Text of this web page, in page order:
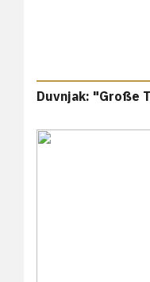
Duvnjak: "Große